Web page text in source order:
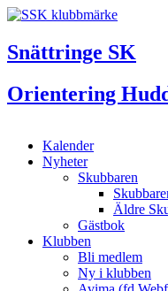
Snättringe SK
Orientering
Kalender
Nyheter
Skubbaren
Äldre
Gästbok
Klubben
Bli medlem
Ny i klubben